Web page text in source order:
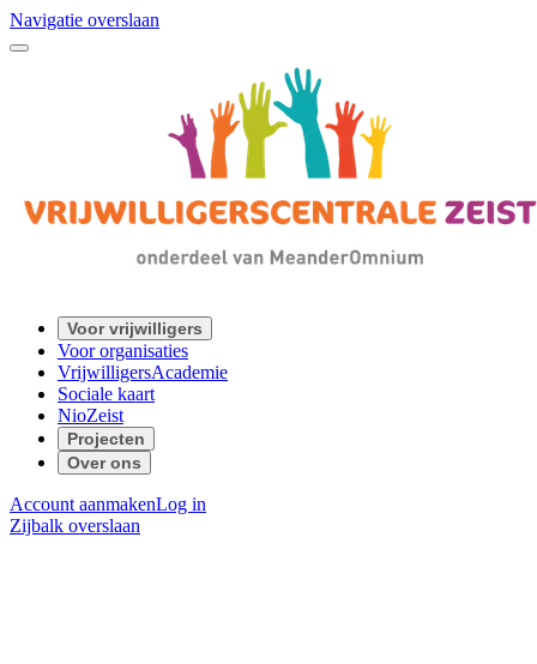
Navigatie overslaan
Voor vrijwilligers
Voor organisaties
VrijwilligersAcademie
Sociale kaart
NioZeist
Projecten
Over ons
Account aanmakenLog in
Zijbalk overslaan